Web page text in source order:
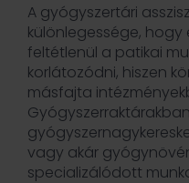
A gyógyszertári
különlegessége, hogy
feltétlenül a patikai
korlátozódni, hiszen
másfajta
vagy akár
specializálódott